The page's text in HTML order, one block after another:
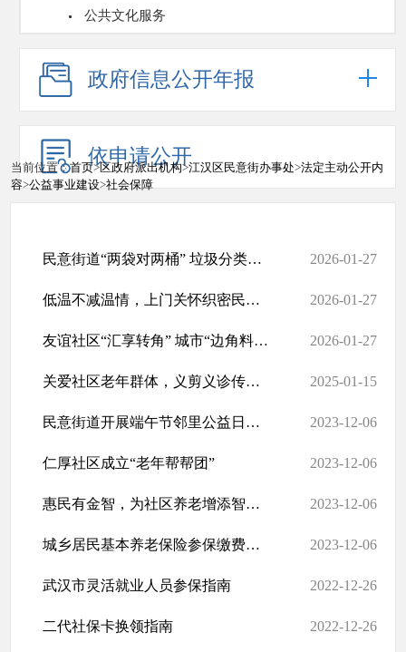
公共文化服务
政府信息公开年报
依申请公开
当前位置：首页>区政府派出机构>江汉区民意街办事处>法定主动公开内
容>公益事业建设>社会保障
民意街道“两袋对两桶” 垃圾分类宣传活动 2026-01-27
低温不减温情，上门关怀织密民生网 2026-01-27
友谊社区“汇享转角” 城市“边角料”巧变社区“金角银边” 2026-01-27
关爱社区老年群体，义剪义诊传递温情 2025-01-15
民意街道开展端午节邻里公益日活动 共同缔造幸福社区 2023-12-06
仁厚社区成立“老年帮帮团” 2023-12-06
惠民有金智，为社区养老增添智慧底色 2023-12-06
城乡居民基本养老保险参保缴费政策解读 2023-12-06
武汉市灵活就业人员参保指南 2022-12-26
二代社保卡换领指南 2022-12-26